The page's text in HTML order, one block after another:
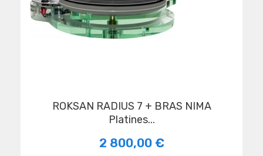
ROKSAN RADIUS 7 + BRAS NIMA
Platines...
2 800,00 €